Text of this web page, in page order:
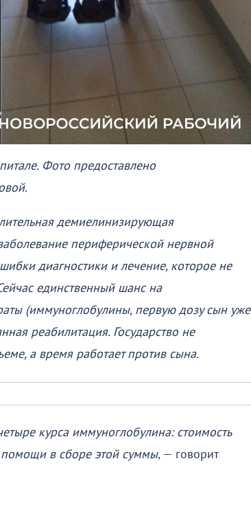
Фото предоставлено
демиелинизирующая
периферической нервной
диагностики и лечение, которое не
единственный шанс на
(иммуноглобулины, первую дозу сын уже
реабилитация. Государство не
а время работает против сына.
курса иммуноглобулина: стоимость
в сборе этой суммы, — говорит